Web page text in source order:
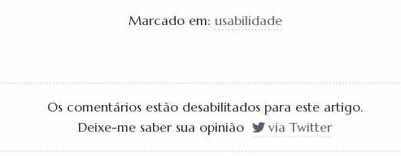
Marcado em: usabilidade
Os comentários estão desabilitados para este artigo.
Deixe-me saber sua opinião
via Twitter